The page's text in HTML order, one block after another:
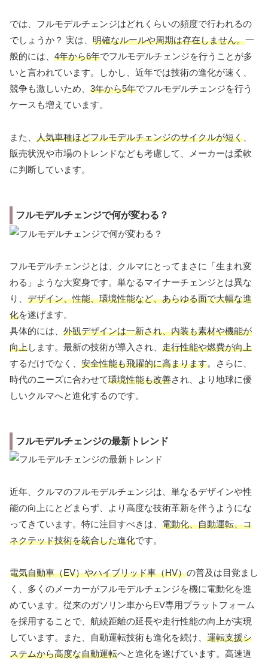
では、フルモデルチェンジはどれくらいの頻度で行われるの
でしょうか？ 実は、 明確なルールや周期は存在しません。一
般的には、 4年から6年でフルモデルチェンジを行うことが多
いと言われています。しかし、近年では技術の進化が速く、
競争も激しいため、 3年から5年でフルモデルチェンジを行う
ケースも増えています。
また、 人気車種ほどフルモデルチェンジのサイクルが短く
販売状況や市場のトレンドなども考慮して、メーカーは柔軟
に判断しています。
フルモデルチェンジで何が変わる？
フルモデルチェンジとは、クルマにとってまさに「生まれ変
わる」ような大変身です。単なるマイナーチェンジとは異な
り、 デザイン、性能、環境性能など、あらゆる面で大幅な進
化を遂げます。
具体的には、 外観デザインは一新され、内装も素材や機能が
向上します。最新の技術が導入され、 走行性能や燃費が向上
するだけでなく、 安全性能も飛躍的に高まります。さらに、
時代のニーズに合わせて環境性能も改善され、より地球に優
しいクルマへと進化するのです。
フルモデルチェンジの最新トレンド
近年、クルマのフルモデルチェンジは、単なるデザインや性
能の向上にとどまらず、より高度な技術革新を伴うようにな
ってきています。特に注目すべきは、 電動化、自動運転、コ
ネクテッド技術を統合した進化です。
電気自動車（EV）やハイブリッド車（HV）の普及は目覚まし
く、多くのメーカーがフルモデルチェンジを機に電動化を進
めています。従来のガソリン車からEV専用プラットフォーム
を採用することで、航続距離の延長や走行性能の向上が実現
しています。また、自動運転技術も進化を続け、 運転支援シ
ステムから高度な自動運転へと進化を遂げています。高速道